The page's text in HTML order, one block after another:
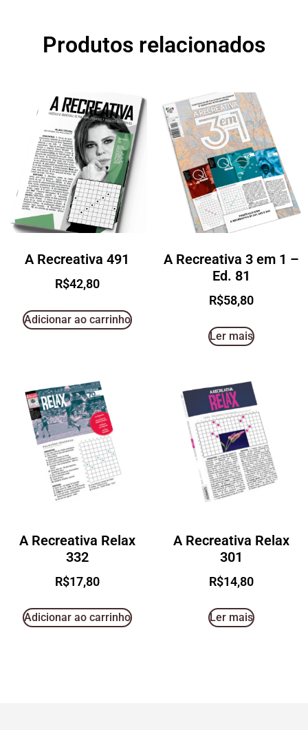
Produtos relacionados
A Recreativa 491
R$42,80
Adicionar ao carrinho
A Recreativa 3 em 1 –
Ed. 81
R$58,80
Ler mais
A Recreativa Relax
332
R$17,80
Adicionar ao carrinho
A Recreativa Relax
301
R$14,80
Ler mais